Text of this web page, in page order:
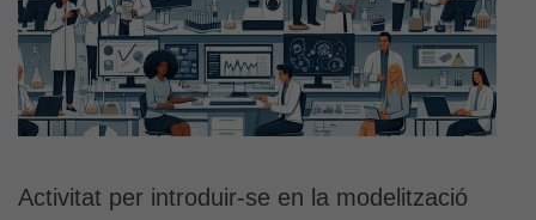
Activitat per introduir-se en la modelització